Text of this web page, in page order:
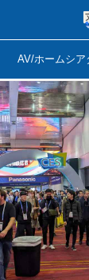
AV/ホームシア